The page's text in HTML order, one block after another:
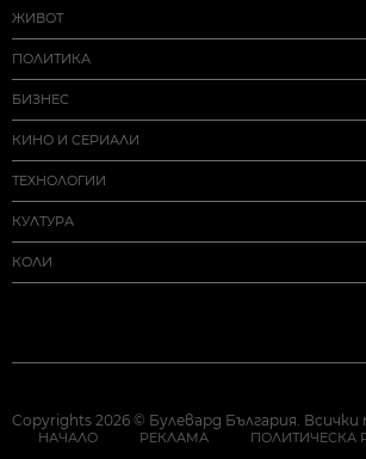
ЖИВОТ
ПОЛИТИКА
БИЗНЕС
КИНО И СЕРИАЛИ
ТЕХНОЛОГИИ
КУЛТУРА
КОЛИ
Copyrights 2026 © Булевард България. Всички
НАЧАЛО РЕКЛАМА ПОЛИТИЧЕСКА